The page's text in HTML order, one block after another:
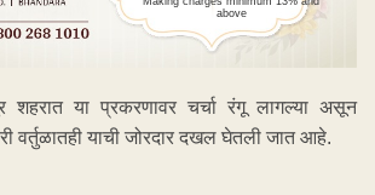
above
शहरात या प्रकरणावर चर्चा रंगू लागल्या असून
वर्तुळातही याची जोरदार दखल घेतली जात आहे.